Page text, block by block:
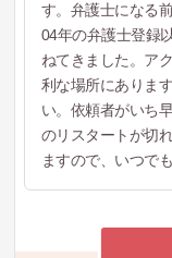
す。弁護士になる
04年の弁護士登録
ねてきました。ア
利な場所にありま
い。依頼者がいち
のリスタートが切
ますので、いつで